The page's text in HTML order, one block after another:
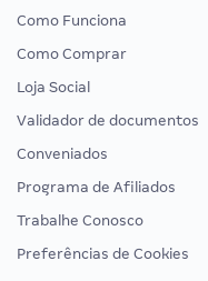
Como Funciona
Como Comprar
Loja Social
Validador de documentos
Conveniados
Programa de Afiliados
Trabalhe Conosco
Preferências de Cookies